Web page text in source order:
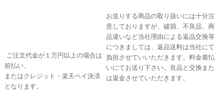
ご注文代金が１万円以上の場合は
前払い、
またはクレジット・楽天ペイ決済
となります。
お送りする商品の取り扱いには十分注
意しておりますが、破損、不良品、商
品違いなど当社理由による返品交換等
につきましては、返品送料は当社にて
負担させていいただきます。料金着払
いにてお送り下さい。良品と交換また
は返金させていただきます。